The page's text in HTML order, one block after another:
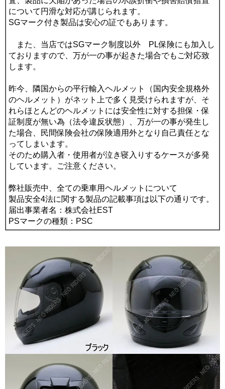
について円滑な対応が講じられます。
SGマーク付き製品は安心の証でもあります。
また、当店ではSGマーク制度以外 PL保険にも加入し
ておりますので、万が一の事が起きた場合でもご対応致
します。
昨今、隣国からの平行輸入ヘルメット（国内安全規格外
のヘルメット）がネット上で多く見受けられますが、そ
れらほとんどのヘルメットには安全性に対する担保・保
証制度が無い為（法令違反状態）、万が一の事が発生し
た場合、民間保険会社の保険適用外となり自己責任とな
ってしまいます。
そのため購入者・使用者が泣き寝入りするケースが多発
しています。ご注意ください。
弊社販売中、全ての乗車用ヘルメットについて
製品安全4法に関する製品の記載事項は以下の通りです。
届出事業者名：株式会社EST
PSマークの種類：PSC